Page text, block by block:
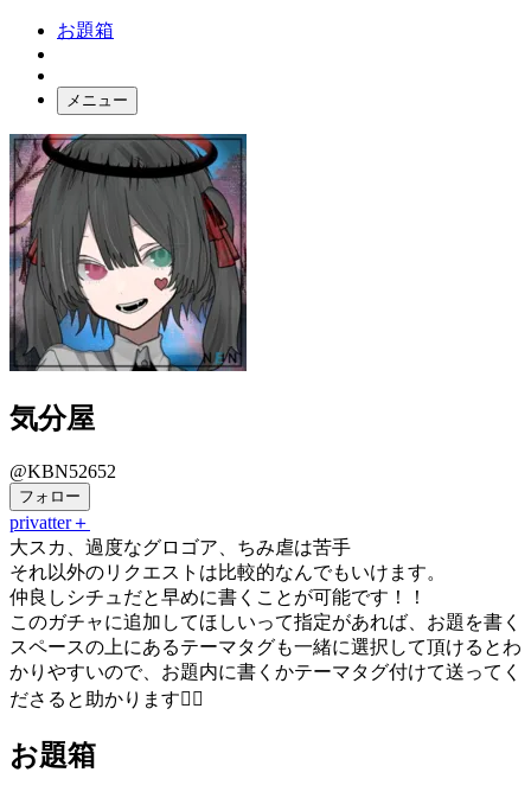
お題箱
メニュー
お題ガチャ
ログイン
気分屋
@KBN52652
フォロー
privatter＋
大スカ、過度なグロゴア、ちみ虐は苦手
それ以外のリクエストは比較的なんでもいけます。
仲良しシチュだと早めに書くことが可能です！！
このガチャに追加してほしいって指定があれば、お題を書く
スペースの上にあるテーマタグも一緒に選択して頂けるとわ
かりやすいので、お題内に書くかテーマタグ付けて送ってく
ださると助かります🙇‍♀️
お題箱